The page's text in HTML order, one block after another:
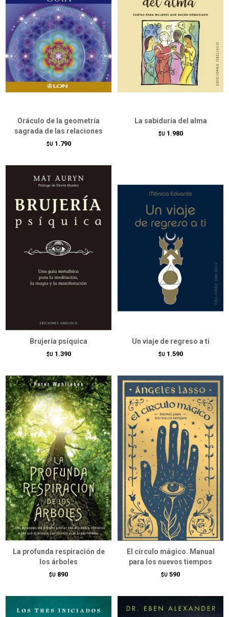
Oráculo de la geometría
sagrada de las relaciones
$U 1.790
La sabiduría del alma
$U 1.980
Brujería psíquica
$U 1.390
Un viaje de regreso a ti
$U 1.590
La profunda respiración de
los árboles
$U 890
El círculo mágico. Manual
para los nuevos tiempos
$U 590